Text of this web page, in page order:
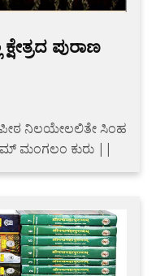
ಪುರಾಣ
ಪೀಠ ನಿಲಯೇಲಲಿತೇ ಸಿಂಹ
ಮಂಗಲಂ ಕುರು ||